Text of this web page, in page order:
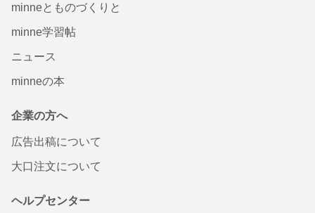
minneとものづくりと
minne学習帖
ニュース
minneの本
企業の方へ
広告出稿について
大口注文について
ヘルプセンター